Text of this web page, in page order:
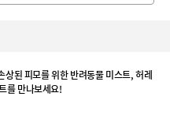
상된 피모를 위한 반려동물 미스트, 허레
를 만나보세요!